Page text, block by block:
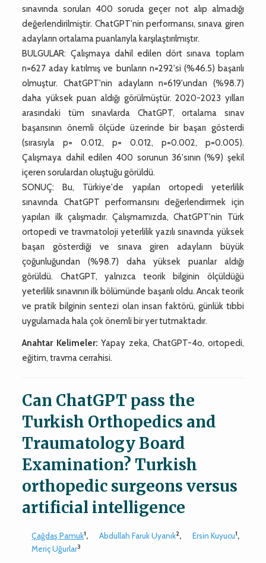
sınavında sorulan 400 soruda geçer not alıp almadığı
değerlendirilmiştir. ChatGPT'nin performansı, sınava giren
adayların ortalama puanlarıyla karşılaştırılmıştır.
BULGULAR: Çalışmaya dahil edilen dört sınava toplam
n=627 aday katılmış ve bunların n=292'si (%46.5) başarılı
olmuştur. ChatGPT'nin adayların n=619'undan (%98.7)
daha yüksek puan aldığı görülmüştür. 2020-2023 yılları
arasındaki tüm sınavlarda ChatGPT, ortalama sınav
başarısının önemli ölçüde üzerinde bir başarı gösterdi
(sırasıyla p= 0.012, p= 0.012, p=0.002, p=0.005).
Çalışmaya dahil edilen 400 sorunun 36'sının (%9) şekil
içeren sorulardan oluştuğu görüldü.
SONUÇ: Bu, Türkiye'de yapılan ortopedi yeterlilik
sınavında ChatGPT performansını değerlendirmek için
yapılan ilk çalışmadır. Çalışmamızda, ChatGPT'nin Türk
ortopedi ve travmatoloji yeterlilik yazılı sınavında yüksek
başarı gösterdiği ve sınava giren adayların büyük
çoğunluğundan (%98.7) daha yüksek puanlar aldığı
görüldü. ChatGPT, yalnızca teorik bilginin ölçüldüğü
yeterlilik sınavının ilk bölümünde başarılı oldu. Ancak teorik
ve pratik bilginin sentezi olan insan faktörü, günlük tıbbi
uygulamada hala çok önemli bir yer tutmaktadır.
Anahtar Kelimeler: Yapay zeka, ChatGPT-4o, ortopedi,
eğitim, travma cerrahisi.
Can ChatGPT pass the
Turkish Orthopedics and
Traumatology Board
Examination? Turkish
orthopedic surgeons versus
artificial intelligence
Çağdaş Pamuk1, Abdullah Faruk Uyanık2, Ersin Kuyucu1,
Meriç Uğurlar3